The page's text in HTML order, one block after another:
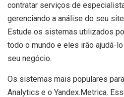
contratar serviços de
gerenciando a análise do seu
Estude os sistemas utilizados
todo o mundo e eles irão ajudá-
seu negócio.
Os sistemas mais populares
Analytics e o Yandex.Metrica.